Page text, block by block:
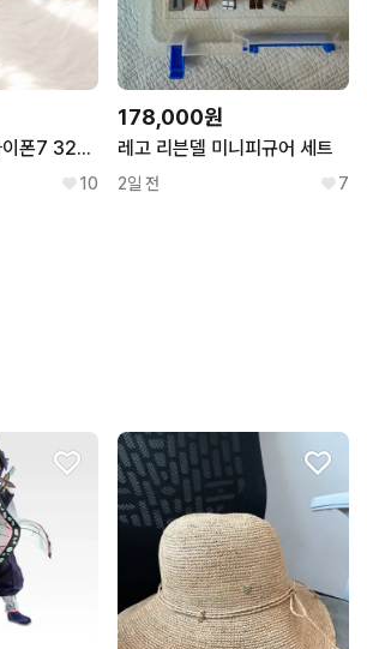
[당일발송] A급 아이폰7 32GB 로즈골드
10
178,000원
레고 리븐델 미니피규어 세트
2일 전 7